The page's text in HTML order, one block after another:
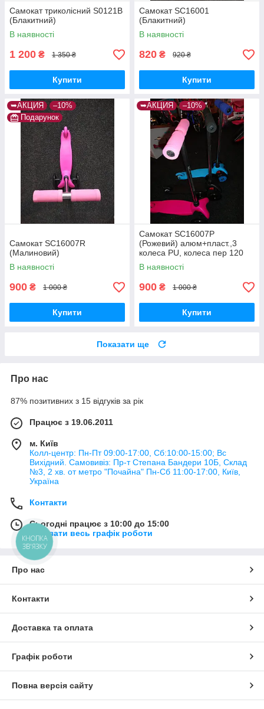
Самокат триколісний S0121B
(Блакитний)
В наявності
1 200 ₴ 1 350 ₴
Купити
Самокат SC16001
(Блакитний)
В наявності
820 ₴ 920 ₴
Купити
➥АКЦИЯ
–10%
Подарунок
Самокат SC16007R
(Малиновий)
В наявності
900 ₴ 1 000 ₴
Купити
➥АКЦИЯ –10%
Самокат SC16007P
(Рожевий) алюм+пласт.,3
колеса PU, колеса пер 120
мм задн 76 мм
В наявності
900 ₴ 1 000 ₴
Купити
Показати ще
Про нас
87% позитивних з 15 відгуків за рік
Працює з 19.06.2011
м. Київ
Колл-центр: Пн-Пт 09:00-17:00, Сб:10:00-15:00; Вс
Вихідний. Самовивіз: Пр-т Степана Бандери 10Б, Склад
№3, 2 хв. от метро "Почайна" Пн-Cб 11:00-17:00, Київ,
Україна
Контакти
Сьогодні працює з 10:00 до 15:00
Показати весь графік роботи
Про нас
Контакти
Доставка та оплата
Графік роботи
Повна версія сайту
КНОПКА
ЗВ'ЯЗКУ